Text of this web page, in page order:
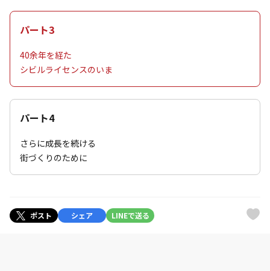
パート3
40余年を経た
シビルライセンスのいま
パート4
さらに成長を続ける
街づくりのために
ポスト シェア LINEで送る